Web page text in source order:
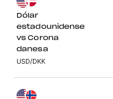
Dólar
estadounidense
vs Corona
danesa
USD/DKK